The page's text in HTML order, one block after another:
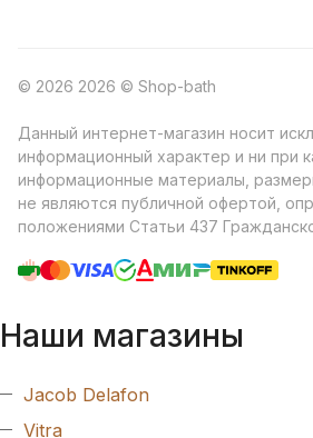
© 2026 2026 © Shop-bath
Данный интернет-магазин носит
информационный характер и ни при
информационные материалы,
не являются публичной офертой,
положениями Статьи 437
Наши магазины
Jacob Delafon
Vitra